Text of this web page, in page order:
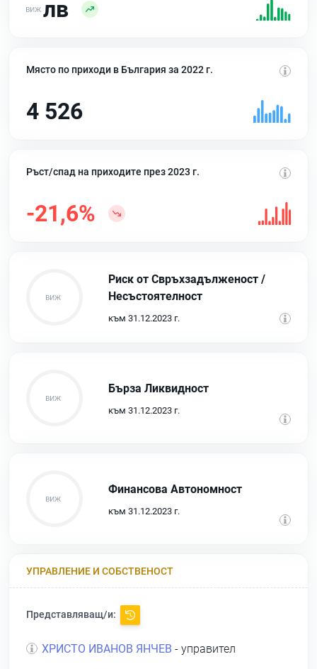
лв
Място по приходи в България за 2022 г.
4 526
Ръст/спад на приходите през 2023 г.
-21,6%
Риск от Свръхзадълженост /
Несъстоятелност
към 31.12.2023 г.
Бърза Ликвидност
към 31.12.2023 г.
Финансова Автономност
към 31.12.2023 г.
УПРАВЛЕНИЕ И СОБСТВЕНОСТ
Представляващ/и:
ХРИСТО ИВАНОВ ЯНЧЕВ - управител